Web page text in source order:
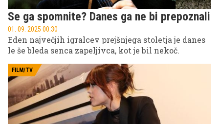
Se ga spomnite? Danes ga ne bi prepoznali
01. 09. 2025 00.30
Eden največjih igralcev prejšnjega stoletja je danes
le še bleda senca zapeljivca, kot je bil nekoč.
FILM/TV